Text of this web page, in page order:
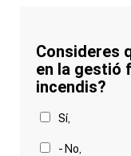
Consideres
en la gestió
incendis?
Sí,
- No,